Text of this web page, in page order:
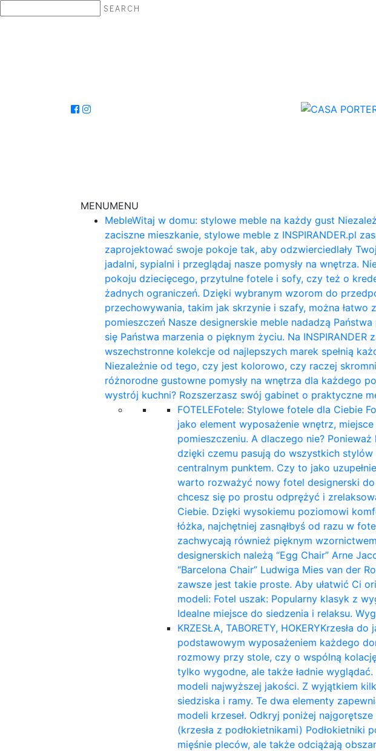
SEARCH
MENUMENU
MebleWitaj w domu: stylowe meble na każdy gust
zaciszne mieszkanie, stylowe meble z INSPIRANDER.pl
zaprojektować swoje pokoje tak, aby odzwierciedlały
jadalni, sypialni i przeglądaj nasze pomysły na wnętrza.
pokoju dziecięcego, przytulne fotele i sofy, czy też o
żadnych ograniczeń. Dzięki wybranym wzorom do
przechowywania, takim jak skrzynie i szafy, można
pomieszczeń Nasze designerskie meble nadadzą
się Państwa marzenia o pięknym życiu. Na
wszechstronne kolekcje od najlepszych marek spełnią
Niezależnie od tego, czy jest kolorowo, czy raczej
różnorodne gustowne pomysły na wnętrza dla każdego
wystrój kuchni? Rozszerzasz swój gabinet o praktyczne
FOTELEFotele: Stylowe fotele dla Ciebie
jako element wyposażenie wnętrz,
pomieszczeniu. A dlaczego nie?
dzięki czemu pasują do wszystkich
centralnym punktem. Czy to jako
warto rozważyć nowy fotel designerski
chcesz się po prostu odprężyć i
Ciebie. Dzięki wysokiemu poziomowi
łóżka, najchętniej zasnąłbyś od razu w
zachwycają również pięknym
designerskich należą “Egg Chair” Arne
“Barcelona Chair” Ludwiga Mies van der
zawsze jest takie proste. Aby ułatwić Ci
modeli: Fotel uszak: Popularny klasyk z
Idealne miejsce do siedzenia i relaksu.
KRZESŁA, TABORETY, HOKERYKrzesła do
podstawowym wyposażeniem każdego
rozmowy przy stole, czy o wspólną
tylko wygodne, ale także ładnie
modeli najwyższej jakości. Z wyjątkiem
siedziska i ramy. Te dwa elementy
modeli krzeseł. Odkryj poniżej
(krzesła z podłokietnikami) Podłokietniki
mięśnie pleców, ale także odciążają